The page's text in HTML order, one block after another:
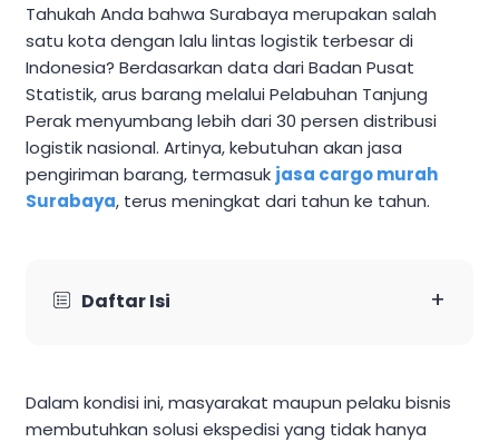
Tahukah Anda bahwa Surabaya merupakan salah
satu kota dengan lalu lintas logistik terbesar di
Indonesia? Berdasarkan data dari Badan Pusat
Statistik, arus barang melalui Pelabuhan Tanjung
Perak menyumbang lebih dari 30 persen distribusi
logistik nasional. Artinya, kebutuhan akan jasa
pengiriman barang, termasuk jasa cargo murah
Surabaya, terus meningkat dari tahun ke tahun.
Daftar Isi +
Dalam kondisi ini, masyarakat maupun pelaku bisnis
membutuhkan solusi ekspedisi yang tidak hanya